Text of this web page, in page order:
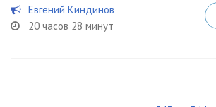
Евгений Киндинов
20 часов 28 минут